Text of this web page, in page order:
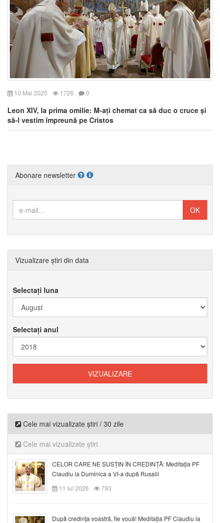
10 Mai 2025 1726 0
Leon XIV, la prima omilie: M-ați chemat ca să duc o cruce și
să-l vestim împreună pe Cristos
Abonare newsletter
Vizualizare știri din data
Selectați luna
Selectați anul
Cele mai vizualizate știri / 30 zile
Cele mai vizualizate știri
CELOR CARE NE SUSȚIN ÎN CREDINȚĂ: Meditația PF
Claudiu la Duminica a VI-a după Rusalii
11 Iul 2026
793
După credinţa voastră, fie vouă! Meditația PF Claudiu la